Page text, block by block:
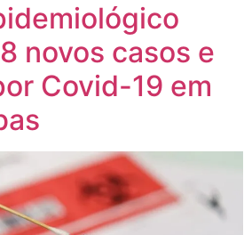
novos casos e
Covid-19 em